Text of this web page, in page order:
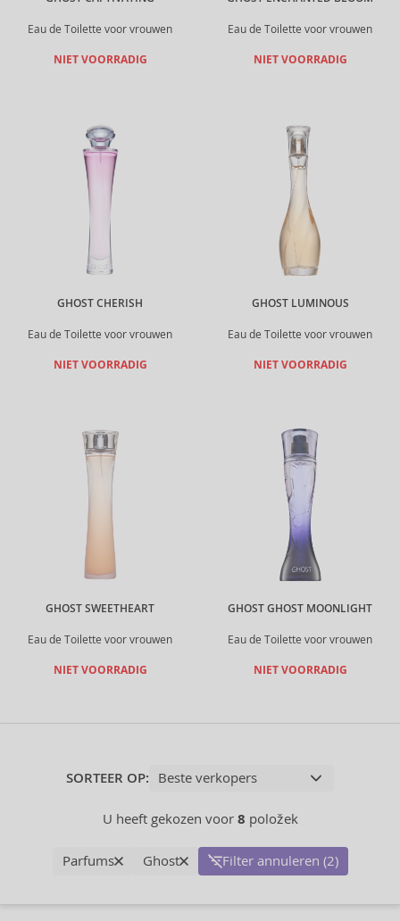
Eau de Toilette voor vrouwen
NIET VOORRADIG
Eau de Toilette voor vrouwen
NIET VOORRADIG
GHOST CHERISH
Eau de Toilette voor vrouwen
NIET VOORRADIG
GHOST LUMINOUS
Eau de Toilette voor vrouwen
NIET VOORRADIG
GHOST SWEETHEART
Eau de Toilette voor vrouwen
NIET VOORRADIG
GHOST GHOST MOONLIGHT
Eau de Toilette voor vrouwen
NIET VOORRADIG
SORTEER OP:
U heeft gekozen voor 8 položek
Parfums Ghost Filter annuleren (2)